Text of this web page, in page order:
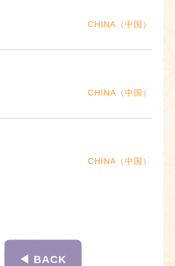
CHINA（中国）
CHINA（中国）
CHINA（中国）
◀︎ BACK